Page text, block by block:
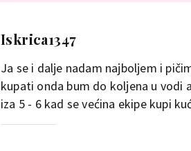
Iskrica1347
Ja se i dalje nadam najboljem i
kupati onda bum do koljena u vodi
iza 5 - 6 kad se većina ekipe kupi